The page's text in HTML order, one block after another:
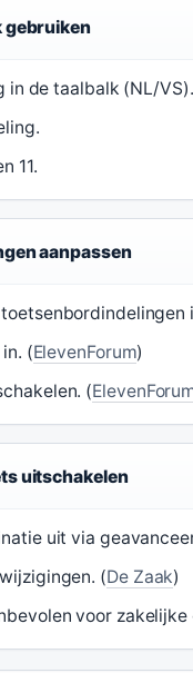
gebruiken
in de taalbalk (NL/
11.
aanpassen
(ElevenForum)
(
uitschakelen
uit via
(De Zaak)
voor